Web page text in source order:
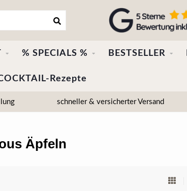
% SPECIALS % BESTSELLER
Rezepte
schneller & versicherter Versand
Äpfeln